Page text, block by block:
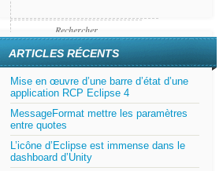
ARTICLES RÉCENTS
Mise en œuvre d’une barre d’état d’une
application RCP Eclipse 4
MessageFormat mettre les paramètres
entre quotes
L’icône d’Eclipse est immense dans le
dashboard d’Unity